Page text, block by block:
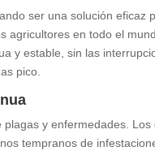
ser una solución eficaz
agricultores en todo el
y estable, sin las
pico.
y enfermedades.
tempranos de